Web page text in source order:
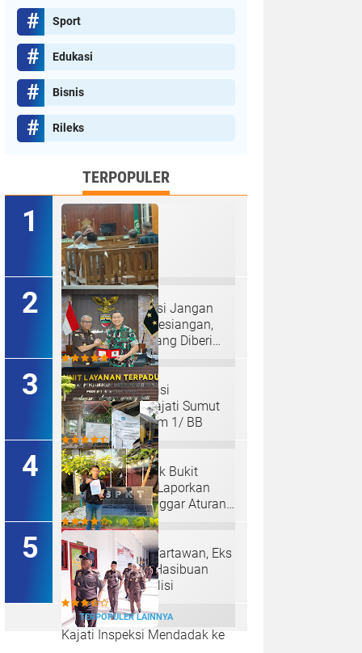
Sport
Edukasi
Bisnis
Rileks
TERPOPULER
Hakim : " Ibu Saksi Jangan
Jadi Pahlawan Kesiangan,
Jelas Punya Hutang Diberi
Barang Lagi
Perkuat Koordinasi
Kelembagaan, Kajati Sumut
Bertemu Pangdam 1/ BB
Ketum LSM Pucuk Bukit
Nusantara Akan Laporkan
Kepsek Yang Langgar Aturan
Menteri ke APH , Terkait Dana
Revitalisasi Sekolah
Diduga Aniaya Wartawan, Eks
Polisi Achirudin Hasibuan
Dilaporkan ke Polisi
Kajati Inspeksi Mendadak ke
TERPOPULER LAINNYA